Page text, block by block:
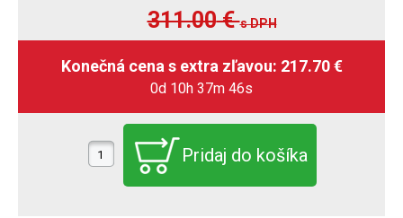
311.00€s DPH
0d 10h 37m 45s